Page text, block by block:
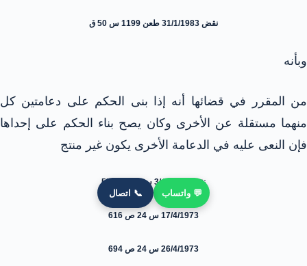
نقض 31/1/1983 طعن 1199 س 50 ق
وبأنه
من المقرر في قضائها أنه إذا بنى الحكم على دعامتين كل
منهما مستقلة عن الأخرى وكان يصح بناء الحكم على إحداها
فإن النعى عليه في الدعامة الأخرى يكون غير منتج
نقض 3/4/1973 س 24 ص 559
17/4/1973 س 24 ص 616
26/4/1973 س 24 ص 694
💬 واتساب 📞 اتصال